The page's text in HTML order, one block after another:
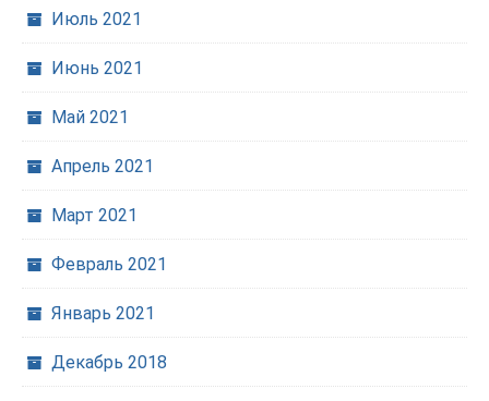
Июль 2021
Июнь 2021
Май 2021
Апрель 2021
Март 2021
Февраль 2021
Январь 2021
Декабрь 2018